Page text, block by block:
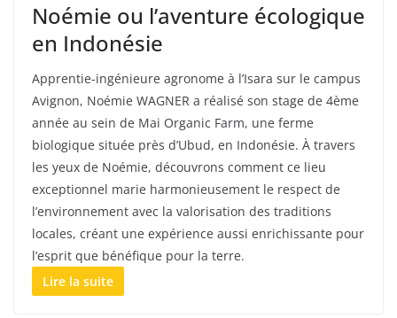
Noémie ou l’aventure écologique
en Indonésie
Apprentie-ingénieure agronome à l’Isara sur le campus
Avignon, Noémie WAGNER a réalisé son stage de 4ème
année au sein de Mai Organic Farm, une ferme
biologique située près d’Ubud, en Indonésie. À travers
les yeux de Noémie, découvrons comment ce lieu
exceptionnel marie harmonieusement le respect de
l’environnement avec la valorisation des traditions
locales, créant une expérience aussi enrichissante pour
l’esprit que bénéfique pour la terre.
Lire la suite